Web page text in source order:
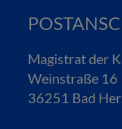
Magistrat der
Weinstraße 16
36251 Bad